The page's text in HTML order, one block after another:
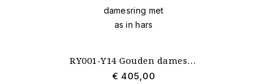
RY001-Y14 Gouden damesring met as in hars
€ 405,00